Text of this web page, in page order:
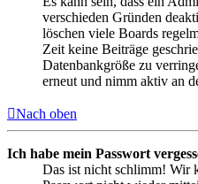
verschieden Gründen
löschen viele Boards
Zeit keine Beiträge
Datenbankgröße zu
erneut und nimm aktiv an
Nach oben
Ich habe mein Passwort
Das ist nicht schlimm! Wir